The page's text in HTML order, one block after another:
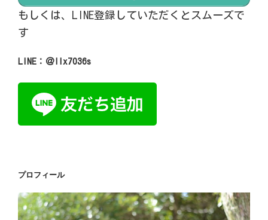
もしくは、LINE登録していただくとスムーズで
す
LINE：＠llx7036s
プロフィール